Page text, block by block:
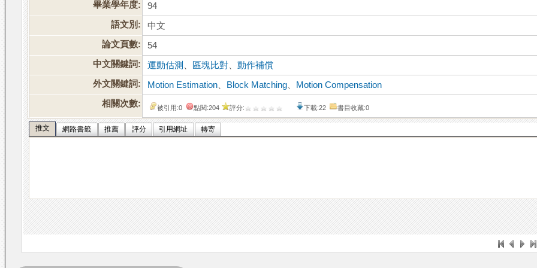
畢業學年度:
94
語文別:
中文
論文頁數:
54
中文關鍵詞:
運動估測 區塊比對 、動作補償
外文關鍵詞:
Motion Estimation Block Matching
Motion Compensation
相關次數:
被引用:0 點閱:204 評分: 下載:22 書目收藏:0
推文 網路書籤 推薦 評分 引用網址 轉寄